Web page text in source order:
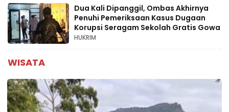
Dua Kali Dipanggil, Ombas Akhirnya
Penuhi Pemeriksaan Kasus Dugaan
Korupsi Seragam Sekolah Gratis Gowa
HUKRIM
WISATA